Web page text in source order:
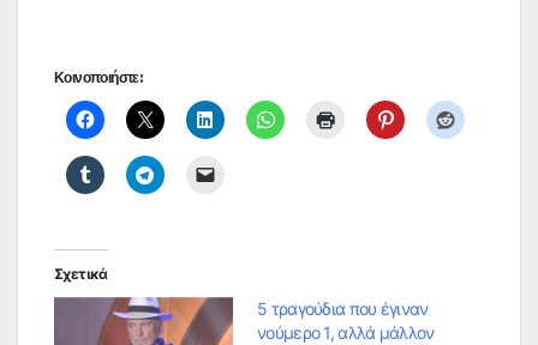
Κοινοποιήστε:
Σχετικά
5 τραγούδια που έγιναν
νούμερο 1, αλλά μάλλον